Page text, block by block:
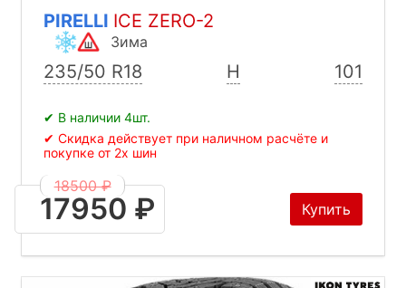
PIRELLI ICE ZERO-2
Зима
235/50 R18 H 101
✔ В наличии 4шт.
✔ Скидка действует при наличном расчёте и
покупке от 2х шин
18500 ₽
17950 ₽ Купить